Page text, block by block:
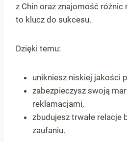
z Chin oraz znajomość różnic
to klucz do sukcesu.
Dzięki temu:
unikniesz niskiej jakości
zabezpieczysz swoją
reklamacjami,
zbudujesz trwałe relacje
zaufaniu.